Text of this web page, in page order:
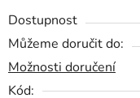
Dostupnost
Můžeme doručit do:
Možnosti doručení
Kód: